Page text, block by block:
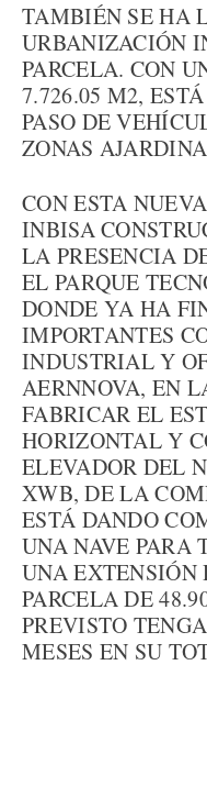
TAMBIÉN SE HA
URBANIZACIÓN
PARCELA. CON
7.726.05 M2,
PASO DE
ZONAS
CON ESTA
INBISA
LA PRESENCIA
EL PARQUE
DONDE YA HA
IMPORTANTES
INDUSTRIAL Y
AERNNOVA, EN
FABRICAR EL
HORIZONTAL Y
ELEVADOR DEL
XWB, DE LA
ESTÁ DANDO
UNA NAVE PARA
UNA EXTENSIÓN
PARCELA DE
PREVISTO
MESES EN SU